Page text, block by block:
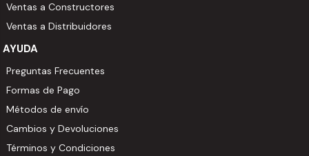
Ventas a Constructores
Ventas a Distribuidores
AYUDA
Preguntas Frecuentes
Formas de Pago
Métodos de envío
Cambios y Devoluciones
Términos y Condiciones